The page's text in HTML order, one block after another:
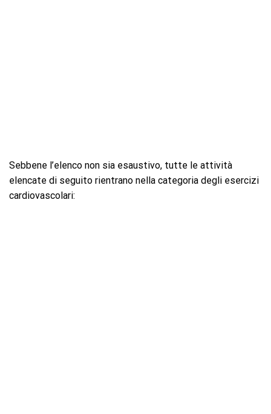
Sebbene l’elenco non sia esaustivo, tutte le attività
elencate di seguito rientrano nella categoria degli esercizi
cardiovascolari: